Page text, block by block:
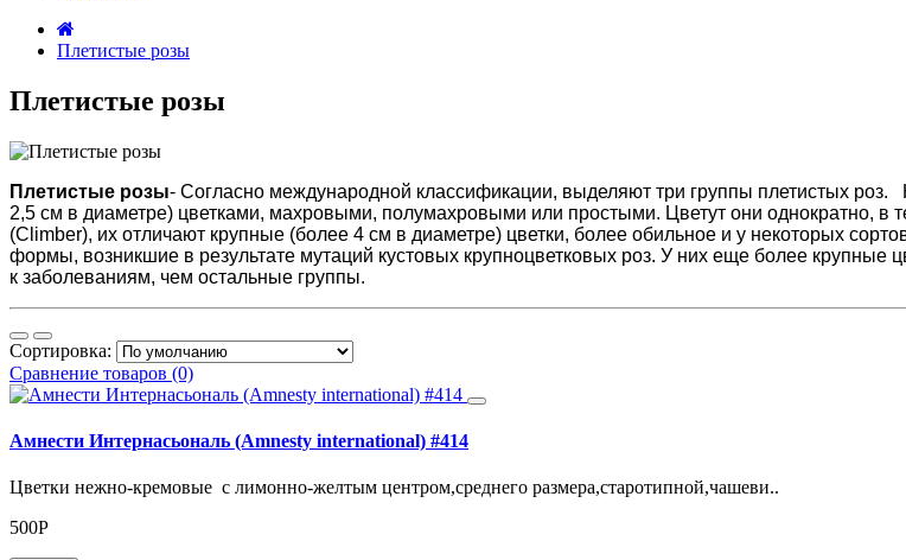
Плетистые розы
Плетистые розы
Плетистые розы- Согласно международной классификации, выделяют три группы плетистых
2,5 см в диаметре) цветками, махровыми, полумахровыми или простыми. Цветут они однократно,
(Climber), их отличают крупные (более 4 см в диаметре) цветки, более обильное и у некоторых
формы, возникшие в результате мутаций кустовых крупноцветковых роз. У них еще более крупные
к заболеваниям, чем остальные группы.
Сортировка:
Сравнение товаров (0)
Амнести Интернасьональ (Amnesty international) #414
Цветки нежно-кремовые с лимонно-желтым центром,среднего размера,старотипной,чашеви..
500Р